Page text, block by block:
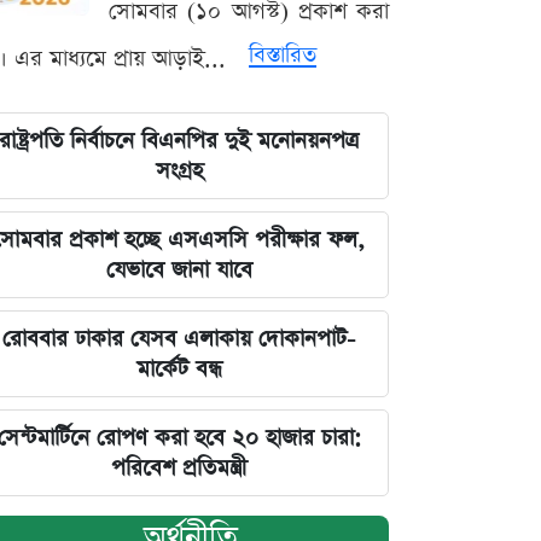
সোমবার (১০ আগস্ট) প্রকাশ করা
এর মাধ্যমে প্রায় আড়াই...
বিস্তারিত
রাষ্ট্রপতি নির্বাচনে বিএনপির দুই মনোনয়নপত্র
সংগ্রহ
প্রকাশ হচ্ছে এসএসসি পরীক্ষার ফল,
যেভাবে জানা যাবে
রোববার ঢাকার যেসব এলাকায় দোকানপাট-
মার্কেট বন্ধ
রোপণ করা হবে ২০ হাজার চারা:
পরিবেশ প্রতিমন্ত্রী